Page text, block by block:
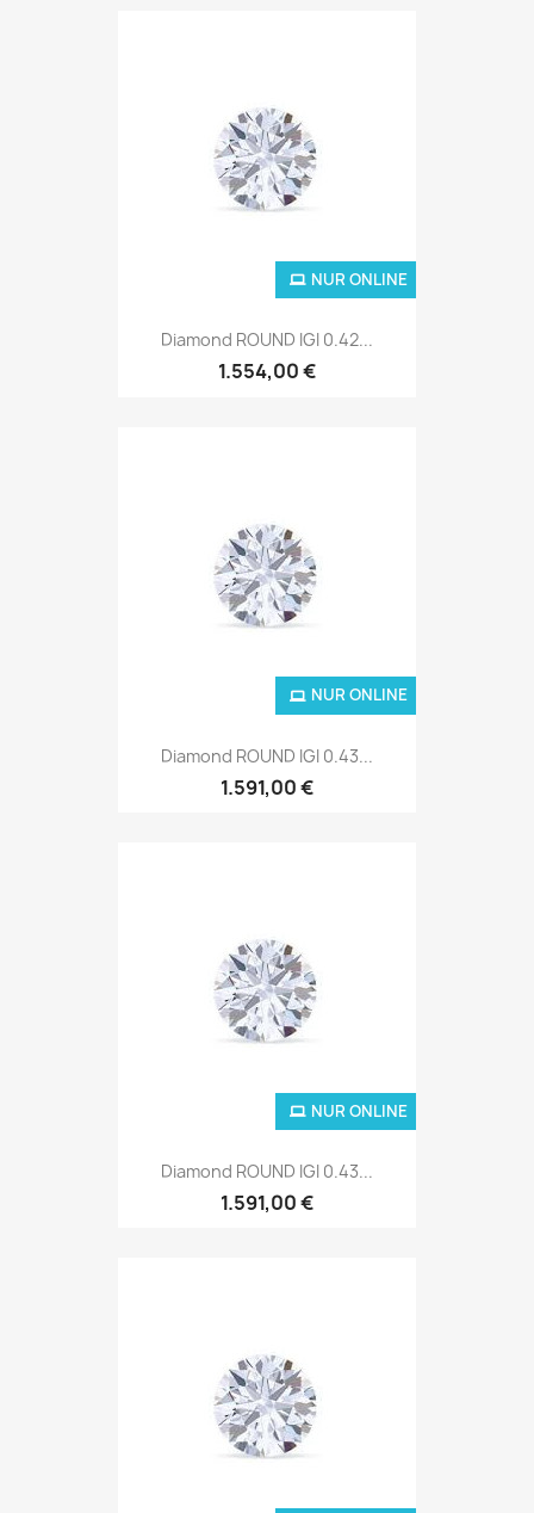
Diamond ROUND IGI 0.42...
1.554,00 €
NUR ONLINE
Diamond ROUND IGI 0.43...
1.591,00 €
NUR ONLINE
Diamond ROUND IGI 0.43...
1.591,00 €
NUR ONLINE